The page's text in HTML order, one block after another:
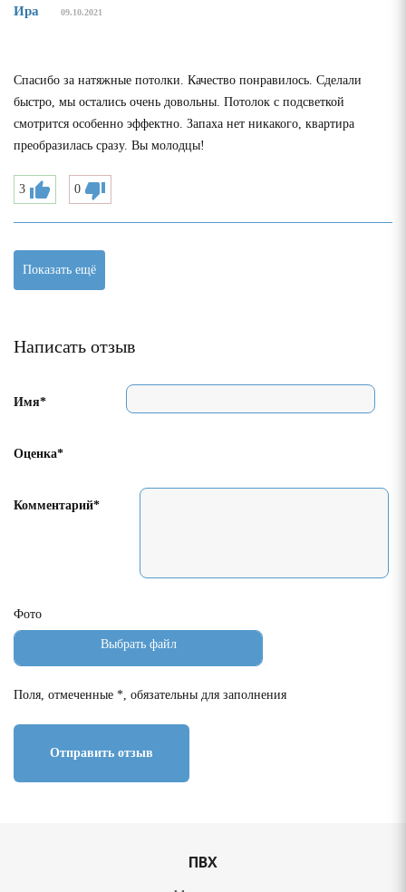
Ира 09.10.2021
Спасибо за натяжные потолки. Качество понравилось. Сделали
быстро, мы остались очень довольны. Потолок с подсветкой
смотрится особенно эффектно. Запаха нет никакого, квартира
преобразилась сразу. Вы молодцы!
3 0
Показать ещё
Написать отзыв
Имя*
Оценка*
Комментарий*
Фото
Поля, отмеченные *, обязательны для заполнения
Отправить отзыв
ПВХ